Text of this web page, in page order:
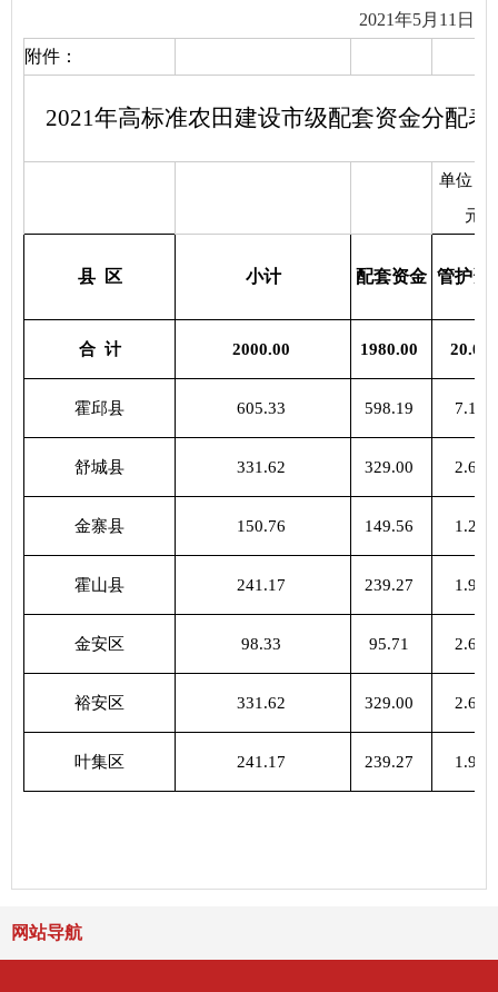
2021年5月11日
附件：
2021年高标准农田建设市级配套资金分配表
单位：
元
县 区 小计 配套资金 管护资
合 计 2000.00 1980.00 20.00
霍邱县 605.33 598.19 7.14
舒城县 331.62 329.00 2.62
金寨县 150.76 149.56 1.20
霍山县 241.17 239.27 1.90
金安区 98.33 95.71 2.62
裕安区 331.62 329.00 2.62
叶集区 241.17 239.27 1.90
网站导航